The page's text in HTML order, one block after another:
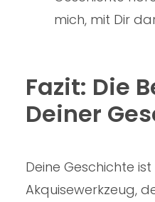
mich, mit Dir
Fazit: Die
Deiner
Deine Geschichte
Akquisewerkzeug,